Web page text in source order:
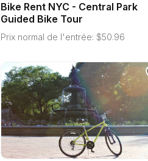
Bike Rent NYC - Central Park
Guided Bike Tour
Prix normal de l'entrée: $50.96